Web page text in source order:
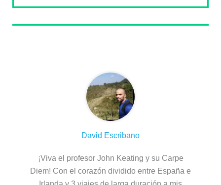
David Escribano
¡Viva el profesor John Keating y su Carpe
Diem! Con el corazón dividido entre España e